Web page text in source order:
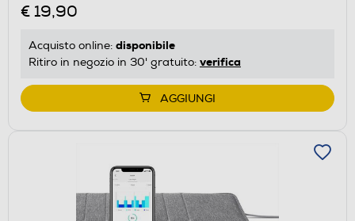
€ 19,90
Acquisto online: disponibile
Ritiro in negozio in 30' gratuito: verifica
AGGIUNGI